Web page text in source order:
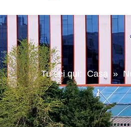
Tu sei qui: Casa »